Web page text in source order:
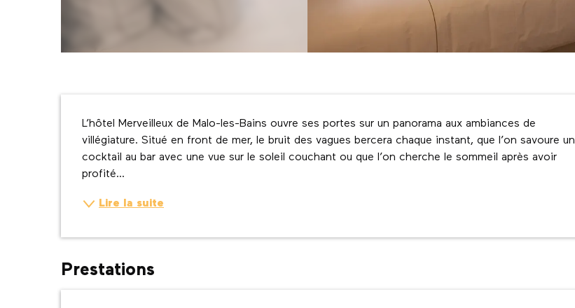
Description
L’hôtel Merveilleux de Malo-les-Bains ouvre ses portes sur un panorama aux ambiances de
villégiature. Situé en front de mer, le bruit des vagues bercera chaque instant, que l’on savoure un
cocktail au bar avec une vue sur le soleil couchant ou que l’on cherche le sommeil après avoir
profité...
Lire la suite
Prestations